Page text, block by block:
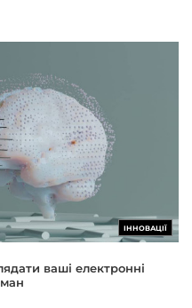
ІННОВАЦІЇ
ваші електронні